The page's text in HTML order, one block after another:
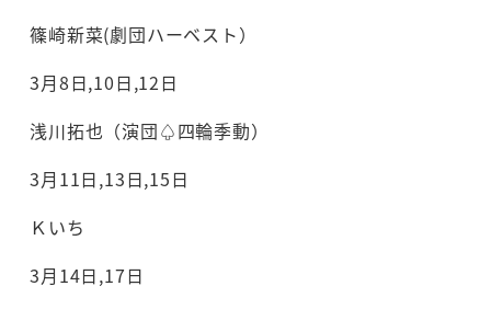
篠崎新菜(劇団ハーベスト）
3月8日,10日,12日
浅川拓也（演団♤四輪季動）
3月11日,13日,15日
Ｋいち
3月14日,17日